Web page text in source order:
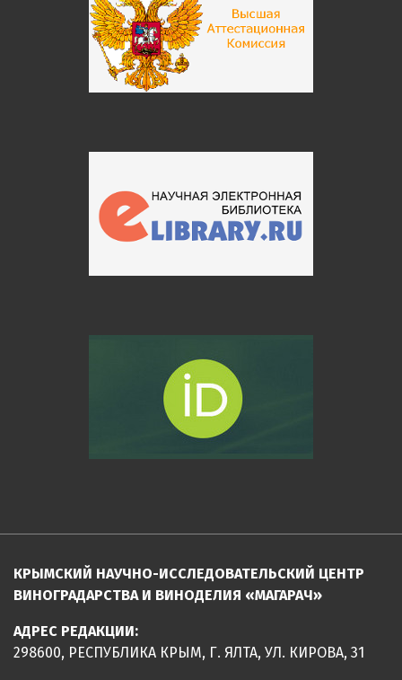
КРЫМСКИЙ НАУЧНО-ИССЛЕДОВАТЕЛЬСКИЙ ЦЕНТР
ВИНОГРАДАРСТВА И ВИНОДЕЛИЯ «МАГАРАЧ»
АДРЕС РЕДАКЦИИ:
298600, РЕСПУБЛИКА КРЫМ, Г. ЯЛТА, УЛ. КИРОВА, 31